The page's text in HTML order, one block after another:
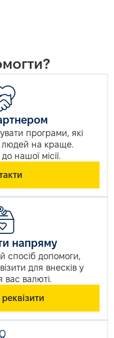
програми, які
людей на краще.
нашої місії.
напряму
спосіб допомоги,
для внесків у
вас валюті.